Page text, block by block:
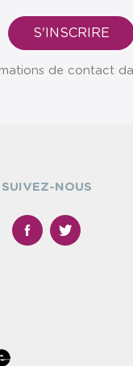
de contact
SUIVEZ-NOUS